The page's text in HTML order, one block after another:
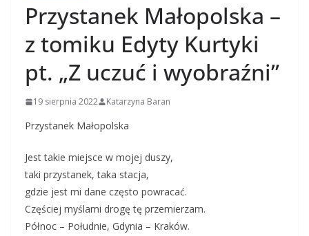
Przystanek Małopolska –
z tomiku Edyty Kurtyki
pt. „Z uczuć i wyobraźni”
19 sierpnia 2022 Katarzyna Baran
Przystanek Małopolska
Jest takie miejsce w mojej duszy,
taki przystanek, taka stacja,
gdzie jest mi dane często powracać.
Częściej myślami drogę tę przemierzam.
Północ – Południe, Gdynia – Kraków.